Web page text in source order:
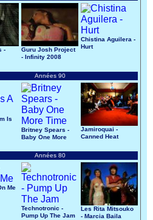
-
Guru Josh Project
- Infinity 2008
Chistina Aguilera -
Hurt
Années 90
Is
Britney Spears -
Baby One More
Jamiroquai -
Canned Heat
Années 80
Me
Technotronic -
Pump Up The Jam
Les Rita Mitsouko
- Marcia Baila